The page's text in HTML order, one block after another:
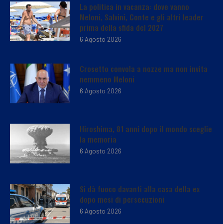
La politica in vacanza: dove vanno
Meloni, Salvini, Conte e gli altri leader
prima della sfida del 2027
6 Agosto 2026
Crosetto convola a nozze ma non invita
nemmeno Meloni
6 Agosto 2026
Hiroshima, 81 anni dopo il mondo sceglie
la memoria
6 Agosto 2026
Si dà fuoco davanti alla casa della ex
dopo mesi di persecuzioni
6 Agosto 2026